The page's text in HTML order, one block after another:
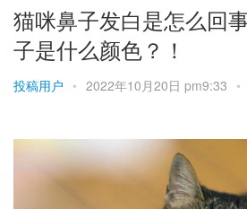
猫咪鼻子发白是怎么回
子是什么颜色？！
投稿用户 • 2022年10月20日 pm9:33 •